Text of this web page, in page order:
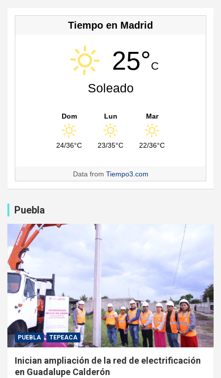
Tiempo en Madrid
25°C
Soleado
Dom
24/36°C
Lun
23/35°C
Mar
22/36°C
Data from Tiempo3.com
Puebla
PUEBLA TEPEACA
Inician ampliación de la red de electrificación
en Guadalupe Calderón